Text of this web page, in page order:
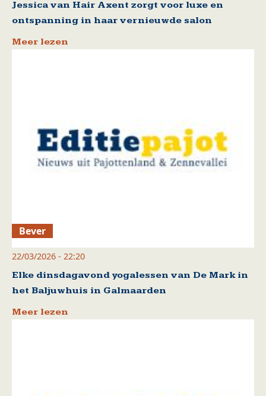
Jessica van Hair Axent zorgt voor luxe en
ontspanning in haar vernieuwde salon
Meer lezen
Bever
22/03/2026 - 22:20
Elke dinsdagavond yogalessen van De Mark in
het Baljuwhuis in Galmaarden
Meer lezen